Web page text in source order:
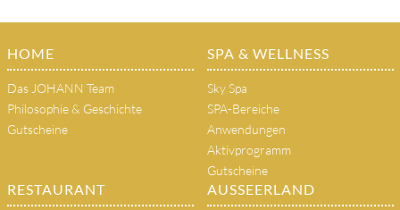
HOME
Das JOHANN Team
Philosophie & Geschichte
Gutscheine
SPA & WELLNESS
Sky Spa
SPA-Bereiche
Anwendungen
Aktivprogramm
Gutscheine
RESTAURANT AUSSEERLAND